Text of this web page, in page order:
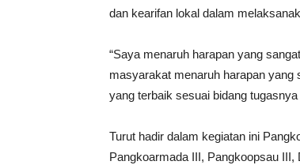
dan kearifan lokal dalam
“Saya menaruh harapan yang
masyarakat menaruh harapan yang
yang terbaik sesuai bidang
Turut hadir dalam kegiatan ini
Pangkoarmada III, Pangkoopsau